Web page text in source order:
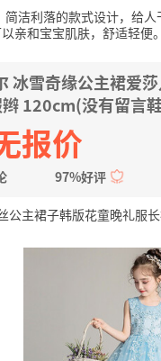
洁利落的款式设计，给
亲和宝宝肌肤，舒适轻便。
冰雪奇缘公主裙爱
120cm(没有留言
报价
97%好评
主裙子韩版花童晚礼服